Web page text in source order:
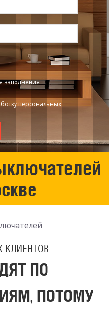
заполнения
персональных
КЛИЕНТОВ
ПО
ПОТОМУ